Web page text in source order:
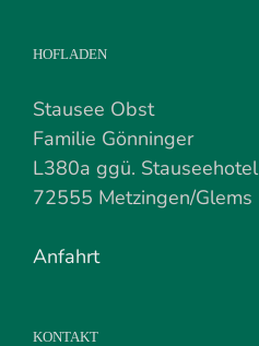
HOFLADEN
Stausee Obst
Familie Gönninger
L380a ggü. Stauseehotel
72555 Metzingen/Glems
Anfahrt
KONTAKT